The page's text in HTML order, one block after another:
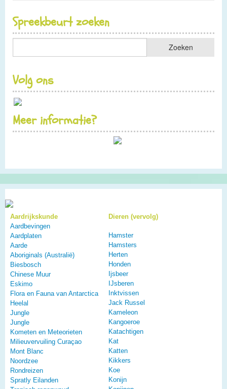
Spreekbeurt zoeken
Volg ons
Meer informatie?
Aardrijkskunde
Aardbevingen
Aardplaten
Aarde
Aboriginals (Australië)
Biesbosch
Chinese Muur
Eskimo
Flora en Fauna van Antarctica
Heelal
Jungle
Jungle
Kometen en Meteorieten
Milieuvervuiling Curaçao
Mont Blanc
Noordzee
Rondreizen
Spratly Eilanden
Dieren (vervolg)
Hamster
Hamsters
Herten
Honden
Ijsbeer
IJsberen
Inktvissen
Jack Russel
Kameleon
Kangoeroe
Katachtigen
Kat
Katten
Kikkers
Koe
Konijn